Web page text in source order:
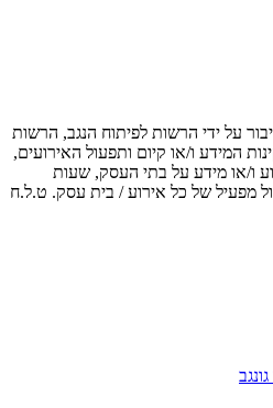
על ידי הרשות לפיתוח הנגב, הרשות
המידע ו/או קיום ותפעול האירועים,
ו/או מידע על בתי העסק, שעות
מפעיל של כל אירוע / בית עסק. ט.ל.ח